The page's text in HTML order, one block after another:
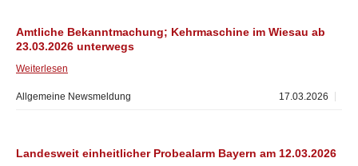
Amtliche Bekanntmachung; Kehrmaschine im Wiesau ab
23.03.2026 unterwegs
Weiterlesen
17.03.2026
Allgemeine Newsmeldung
Landesweit einheitlicher Probealarm Bayern am 12.03.2026